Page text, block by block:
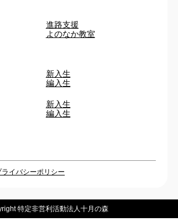
進路支援
よのなか教室
新入生
編入生
新入生
編入生
ライバシーポリシー
特定非営利活動法人十月の森